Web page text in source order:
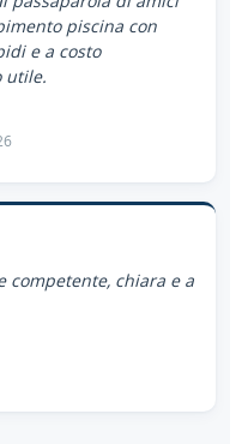
piscina con
e a costo
utile.
competente, chiara e a